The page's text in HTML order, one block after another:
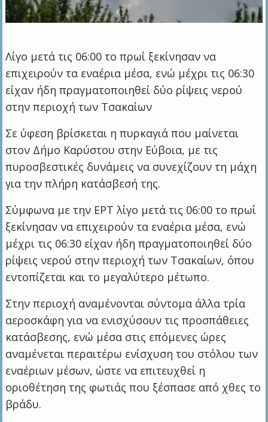
Λίγο μετά τις 06:00 το πρωί ξεκίνησαν να
επιχειρούν τα εναέρια μέσα, ενώ μέχρι τις 06:30
είχαν ήδη πραγματοποιηθεί δύο ρίψεις νερού
στην περιοχή των Τσακαίων
Σε ύφεση βρίσκεται η πυρκαγιά που μαίνεται
στον Δήμο Καρύστου στην Εύβοια, με τις
πυροσβεστικές δυνάμεις να συνεχίζουν τη μάχη
για την πλήρη κατάσβεσή της.
Σύμφωνα με την ΕΡΤ λίγο μετά τις 06:00 το πρωί
ξεκίνησαν να επιχειρούν τα εναέρια μέσα, ενώ
μέχρι τις 06:30 είχαν ήδη πραγματοποιηθεί δύο
ρίψεις νερού στην περιοχή των Τσακαίων, όπου
εντοπίζεται και το μεγαλύτερο μέτωπο.
Στην περιοχή αναμένονται σύντομα άλλα τρία
αεροσκάφη για να ενισχύσουν τις προσπάθειες
κατάσβεσης, ενώ μέσα στις επόμενες ώρες
αναμένεται περαιτέρω ενίσχυση του στόλου των
εναέριων μέσων, ώστε να επιτευχθεί η
οριοθέτηση της φωτιάς που ξέσπασε από χθες το
βράδυ.